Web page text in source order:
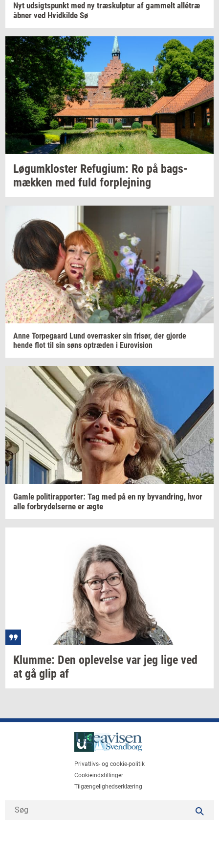
Nyt ud­sigts­punkt med ny træskul­p­tur af gam­melt allétræ
åbner ved Hvid­kil­de Sø
Løgum­klo­ster Re­fu­gi­um: Ro på bags­
mæk­ken med fuld for­plej­ning
Anne Tor­pe­gaard Lund over­ra­sker sin fri­sør, der gjor­de
hende flot til sin søns op­træ­den i Eu­ro­vi­sion
Gamle po­li­tirap­por­ter: Tag med på en ny byvan­dring, hvor
alle for­bry­del­ser­ne er ægte
Klum­me: Den op­le­vel­se var jeg lige ved
at gå glip af
Privatlivs- og cookie-politik
Cookieindstillinger
Tilgængelighedserklæring